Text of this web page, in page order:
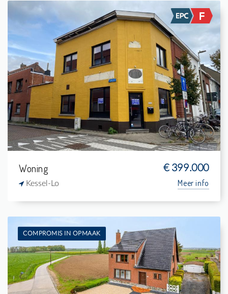
Te koop:
1
126 m²
161 m²
Woning € 399.000
Kessel-Lo Meer info
COMPROMIS IN OPMAAK
Te koop: Woning